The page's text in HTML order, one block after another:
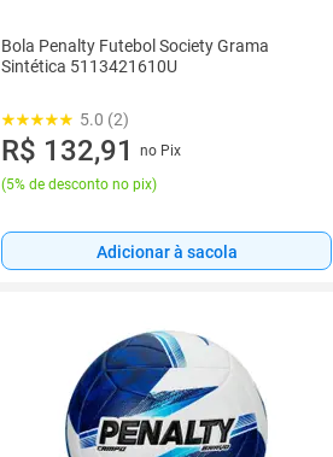
Bola Penalty Futebol Society Grama
Sintética 5113421610U
5.0 (2)
R$ 132,91
no Pix
(5% de desconto no pix)
Adicionar à sacola